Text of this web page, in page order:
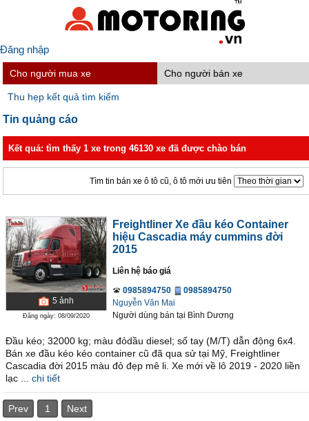
Đăng nhập
Cho người mua xe Cho người bán xe
Thu hẹp kết quả tìm kiếm
Tin quảng cáo
Kết quả: tìm thấy 1 xe trong 46130 xe đã được chào bán
Tìm tin bán xe ô tô cũ, ô tô mới ưu tiên
5 ảnh
Đăng ngày: 08/09/2020
Freightliner Xe đầu kéo Container
hiệu Cascadia máy cummins đời
2015
Liên hệ báo giá
0985894750
0985894750
Nguyễn Văn Mai
Người dùng bán tại Bình Dương
Đầu kéo; 32000 kg; màu đỏdầu diesel; số tay (M/T) dẫn động 6x4.
Bán xe đầu kéo kéo container cũ đã qua sử tại Mỹ, Freightliner
Cascadia đời 2015 màu đỏ đẹp mê li. Xe mới về lô 2019 - 2020 liền
lạc ...
chi tiết
Prev 1 Next